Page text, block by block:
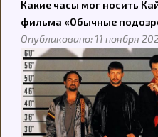
Какие часы мог носить
фильма «Обычные
Опубликовано: 11 ноября